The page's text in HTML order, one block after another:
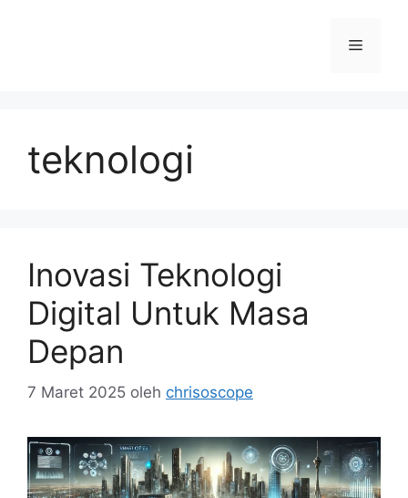
Menu
teknologi
Inovasi Teknologi
Digital Untuk Masa
Depan
7 Maret 2025 oleh chrisoscope